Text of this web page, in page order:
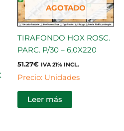
AGOTADO
TIRAFONDO HOX ROSC.
PARC. P/30 – 6,0X220
51.27€ IVA 21% INCL.
Precio: Unidades
Leer más